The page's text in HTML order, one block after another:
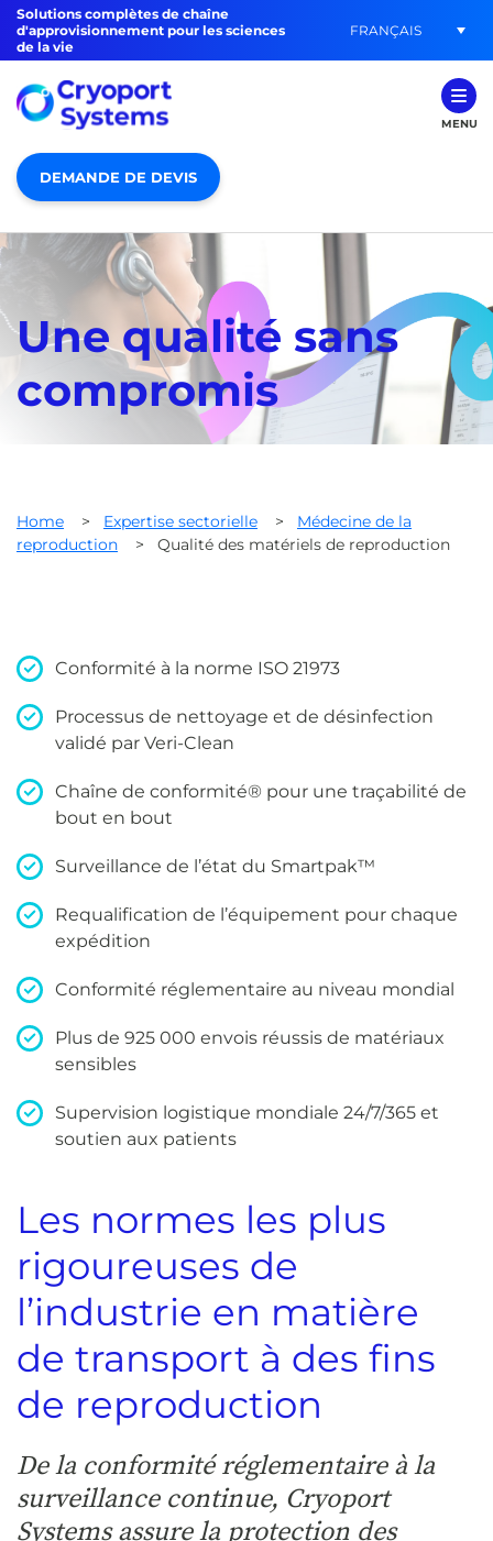
Solutions complètes de chaîne
d'approvisionnement pour les sciences
de la vie
FRANÇAIS
MENU
DEMANDE DE DEVIS
Une qualité sans
compromis
Home > Expertise sectorielle >
Médecine de la
reproduction
> Qualité des matériels de reproduction
Conformité à la norme ISO 21973
Processus de nettoyage et de désinfection
validé par Veri-Clean
Chaîne de conformité® pour une traçabilité de
bout en bout
Surveillance de l’état du Smartpak™
Requalification de l’équipement pour chaque
expédition
Conformité réglementaire au niveau mondial
Plus de 925 000 envois réussis de matériaux
sensibles
Supervision logistique mondiale 24/7/365 et
soutien aux patients
Les normes les plus
rigoureuses de
l’industrie en matière
de transport à des fins
de reproduction
De la conformité réglementaire à la
surveillance continue, Cryoport
Systems assure la protection des